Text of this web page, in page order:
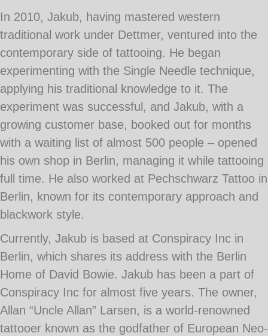
In 2010, Jakub, having mastered western
traditional work under Dettmer, ventured into the
contemporary side of tattooing. He began
experimenting with the Single Needle technique,
applying his traditional knowledge to it. The
experiment was successful, and Jakub, with a
growing customer base, booked out for months
with a waiting list of almost 500 people – opened
his own shop in Berlin, managing it while tattooing
full time. He also worked at Pechschwarz Tattoo in
Berlin, known for its contemporary approach and
blackwork style.
Currently, Jakub is based at Conspiracy Inc in
Berlin, which shares its address with the Berlin
Home of David Bowie. Jakub has been a part of
Conspiracy Inc for almost five years. The owner,
Allan “Uncle Allan” Larsen, is a world-renowned
tattooer known as the godfather of European Neo-